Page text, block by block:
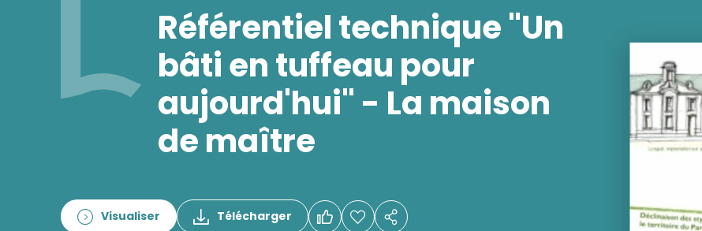
Référentiel technique "Un
bâti en tuffeau pour
aujourd'hui" - La maison
de maître
Visualiser Télécharger